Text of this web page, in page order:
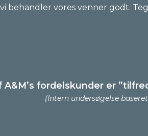
behandler vores venner godt.
A&M’s fordelskunder er
(Intern undersøgelse